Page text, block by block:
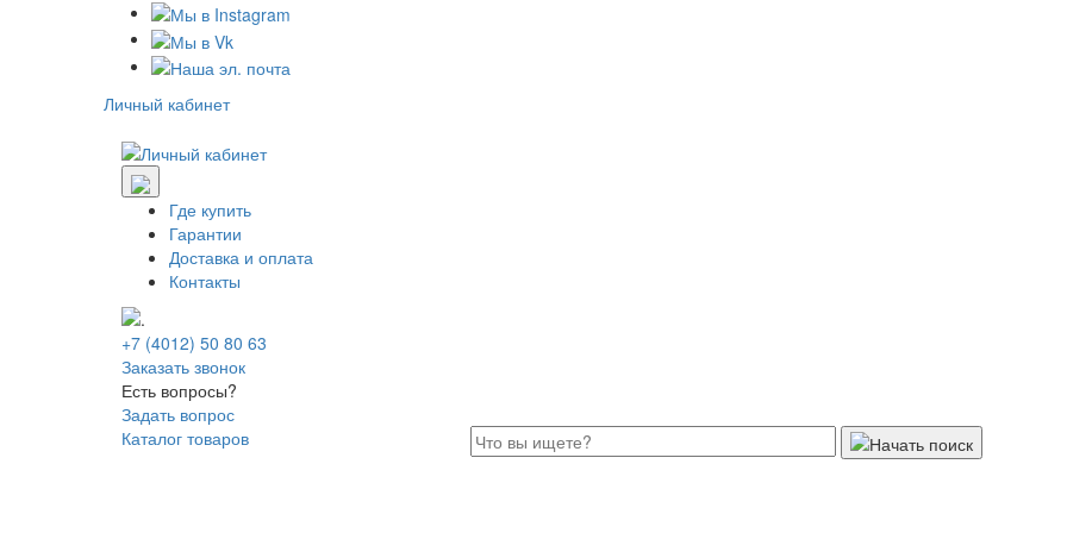
Личный кабинет
Где купить
Гарантии
Доставка и оплата
Контакты
+7 (4012) 50 80 63
Заказать звонок
Есть вопросы?
Задать вопрос
Каталог товаров